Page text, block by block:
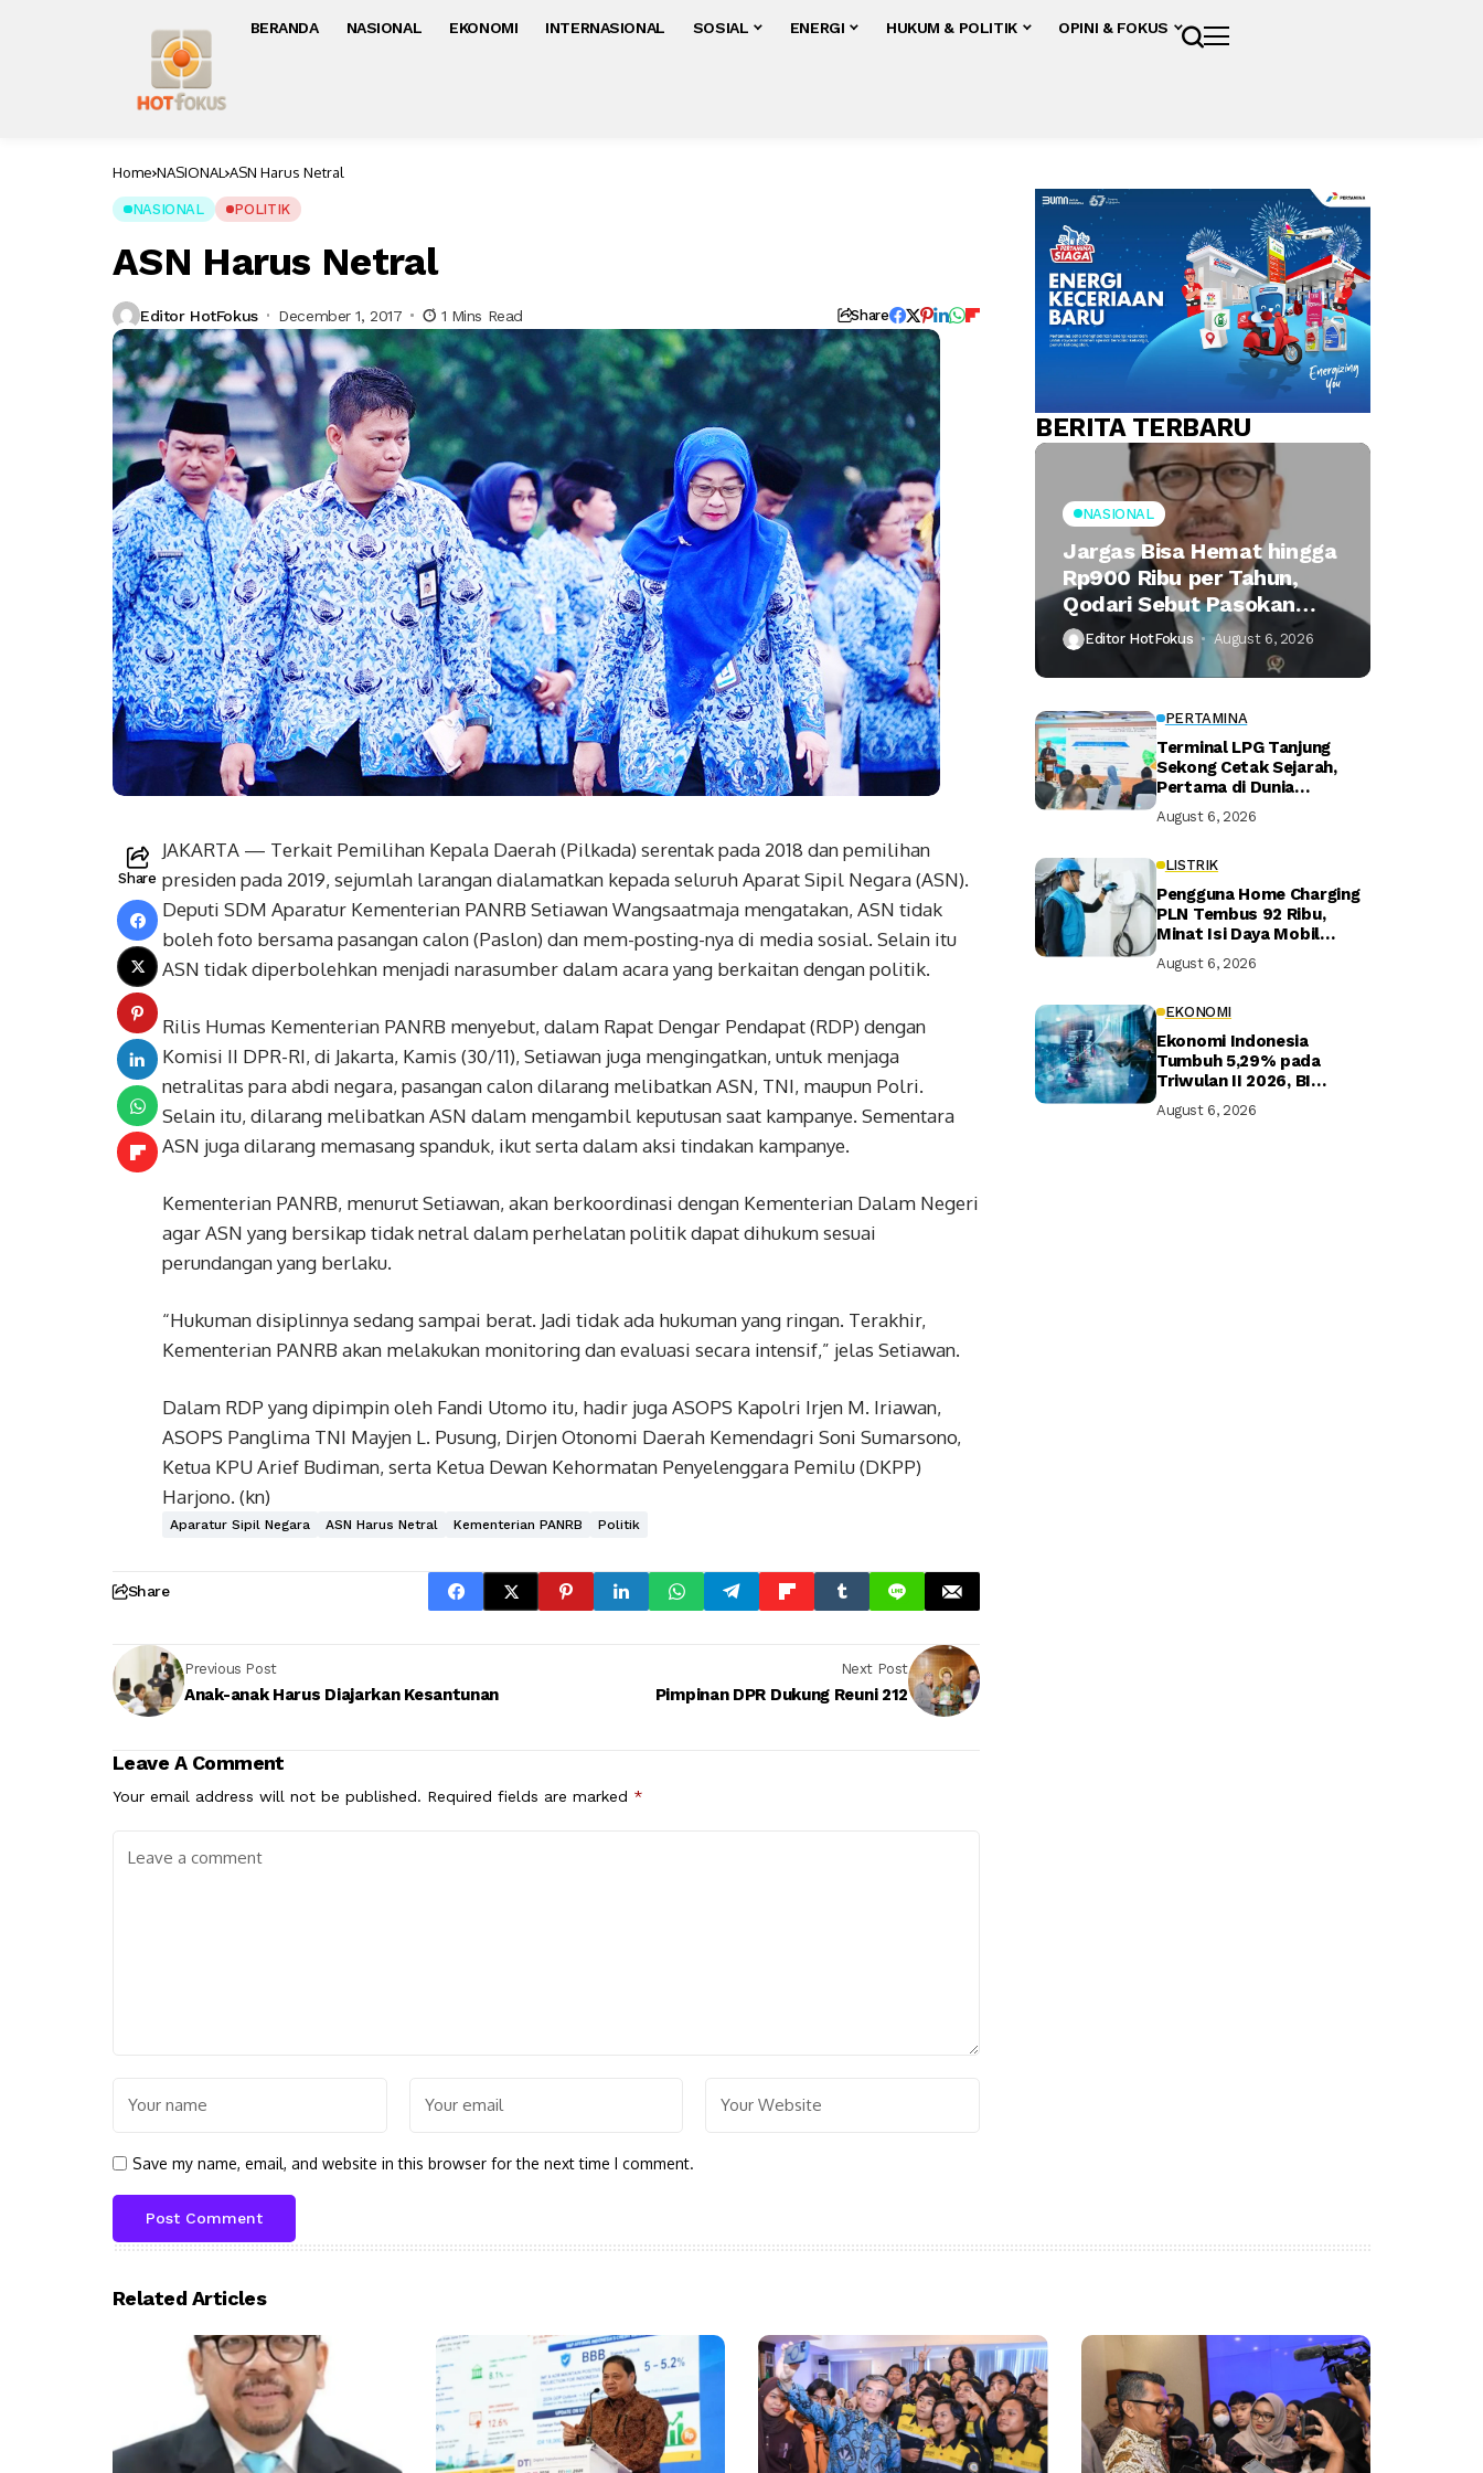
BERANDA NASIONAL EKONOMI INTERNASIONAL SOSIAL ENERGI HUKUM & POLITIK OPINI & FOKUS
Home NASIONAL ASN Harus Netral
NASIONAL POLITIK
ASN Harus Netral
Editor HotFokus December 1, 2017 1 Mins Read Share
Share
JAKARTA — Terkait Pemilihan Kepala Daerah (Pilkada) serentak pada 2018 dan pemilihan
presiden pada 2019, sejumlah larangan dialamatkan kepada seluruh Aparat Sipil Negara (ASN).
Deputi SDM Aparatur Kementerian PANRB Setiawan Wangsaatmaja mengatakan, ASN tidak
boleh foto bersama pasangan calon (Paslon) dan mem-posting-nya di media sosial. Selain itu
ASN tidak diperbolehkan menjadi narasumber dalam acara yang berkaitan dengan politik.
Rilis Humas Kementerian PANRB menyebut, dalam Rapat Dengar Pendapat (RDP) dengan
Komisi II DPR-RI, di Jakarta, Kamis (30/11), Setiawan juga mengingatkan, untuk menjaga
netralitas para abdi negara, pasangan calon dilarang melibatkan ASN, TNI, maupun Polri.
Selain itu, dilarang melibatkan ASN dalam mengambil keputusan saat kampanye. Sementara
ASN juga dilarang memasang spanduk, ikut serta dalam aksi tindakan kampanye.
Kementerian PANRB, menurut Setiawan, akan berkoordinasi dengan Kementerian Dalam Negeri
agar ASN yang bersikap tidak netral dalam perhelatan politik dapat dihukum sesuai
perundangan yang berlaku.
“Hukuman disiplinnya sedang sampai berat. Jadi tidak ada hukuman yang ringan. Terakhir,
Kementerian PANRB akan melakukan monitoring dan evaluasi secara intensif,” jelas Setiawan.
Dalam RDP yang dipimpin oleh Fandi Utomo itu, hadir juga ASOPS Kapolri Irjen M. Iriawan,
ASOPS Panglima TNI Mayjen L. Pusung, Dirjen Otonomi Daerah Kemendagri Soni Sumarsono,
Ketua KPU Arief Budiman, serta Ketua Dewan Kehormatan Penyelenggara Pemilu (DKPP)
Harjono. (kn)
Aparatur Sipil Negara ASN Harus Netral Kementerian PANRB Politik
Share
Previous Post
Anak-anak Harus Diajarkan Kesantunan
Next Post
Pimpinan DPR Dukung Reuni 212
Leave A Comment
Your email address will not be published. Required fields are marked *
Save my name, email, and website in this browser for the next time I comment.
BERITA TERBARU
NASIONAL
Jargas Bisa Hemat hingga
Rp900 Ribu per Tahun,
Qodari Sebut Pasokan
Lebih Praktis
Editor HotFokus August 6, 2026
PERTAMINA
Terminal LPG Tanjung
Sekong Cetak Sejarah,
Pertama di Dunia
Terminal
August 6, 2026
LISTRIK
Pengguna Home Charging
PLN Tembus 92 Ribu,
Minat Isi Daya Mobil
Naik
August 6, 2026
EKONOMI
Ekonomi Indonesia
Tumbuh 5,29% pada
Triwulan II 2026, BI
Tahunan Tercapai
August 6, 2026
Related Articles